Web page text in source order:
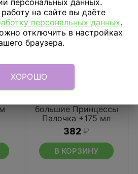
большие Принцессы
Палочка +175 мл
382 ₽
В КОРЗИНУ
на сайте вы даёте
персональных данных.
отключить в настройках
браузера.
ХОРОШО